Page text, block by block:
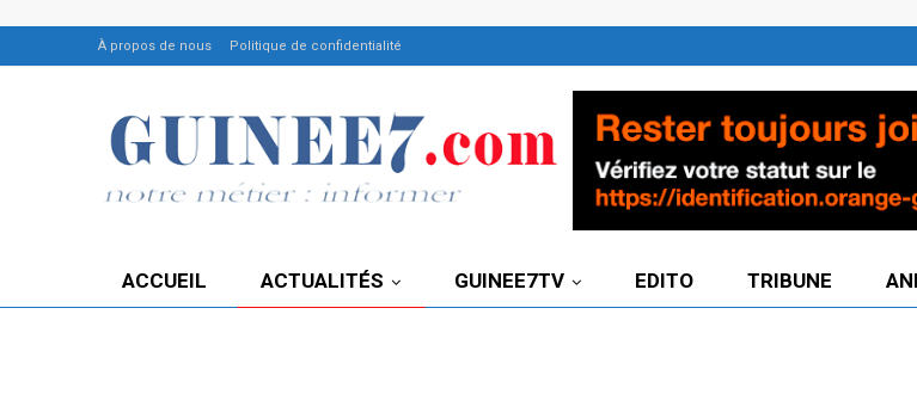
À propos de nous Politique de confidentialité
ACCUEIL ACTUALITÉS GUINEE7TV EDITO TRIBUNE